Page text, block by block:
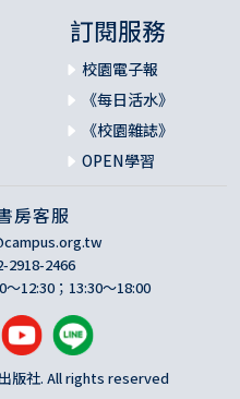
訂閱服務
校園電子報
《每日活水》
《校園雜誌》
OPEN學習
房客服
2918-2466
12:30；13:30～18:00
版社. All rights reserved